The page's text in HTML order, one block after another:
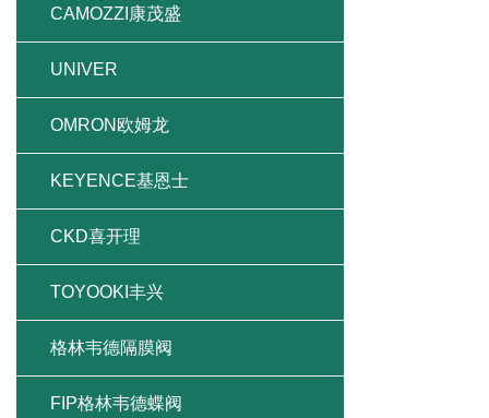
CAMOZZI康茂盛
UNIVER
OMRON欧姆龙
KEYENCE基恩士
CKD喜开理
TOYOOKI丰兴
格林韦德隔膜阀
FIP格林韦德蝶阀